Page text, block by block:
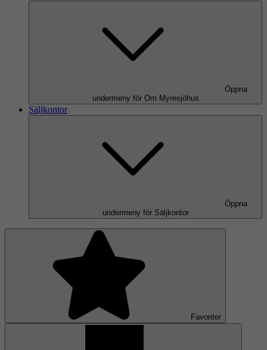
Öppna
undermeny för Om Myresjöhus
Säljkontor
Öppna
undermeny för Säljkontor
Favoriter